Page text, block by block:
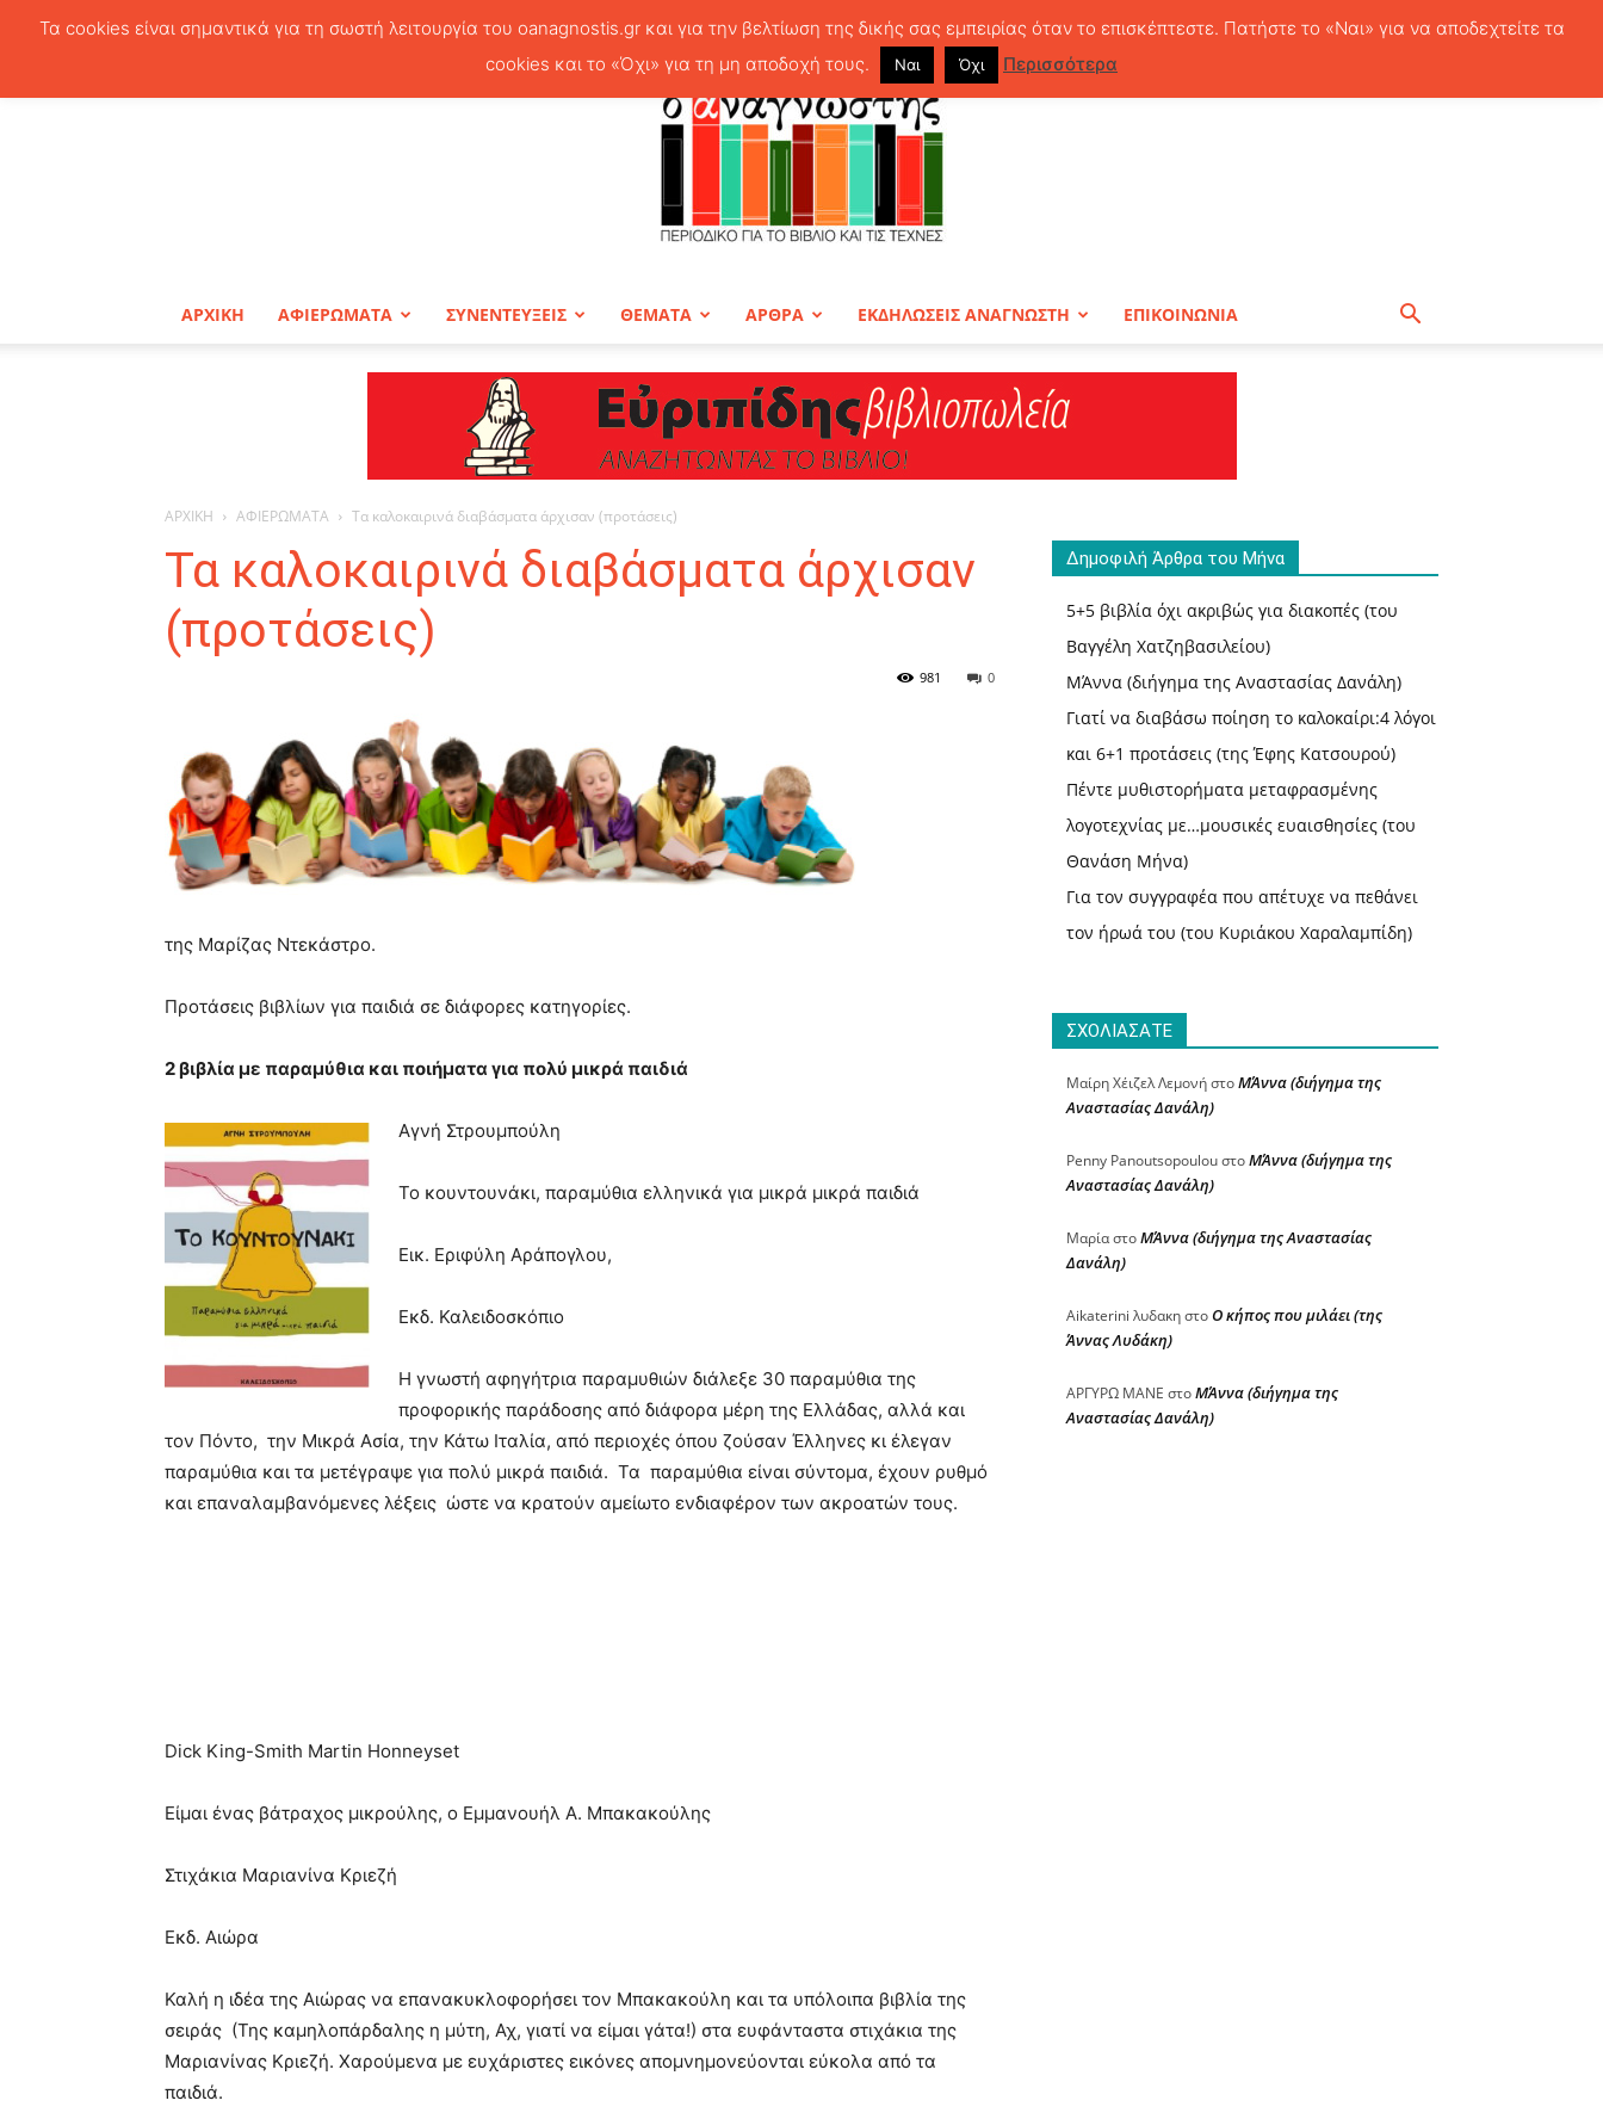
Σάββατο, 8 Αυγούστου, 2026
ΑΝΑΓΝΩΣΤΗΣ
ΓΙΑ
ΤΙΣ
ΑΡΧΙΚΗ ΑΦΙΕΡΩΜΑΤΑ ΣΥΝΕΝΤΕΥΞΕΙΣ ΘΕΜΑΤΑ ΑΡΘΡΑ ΕΚΔΗΛΩΣΕΙΣ ΑΝΑΓΝΩΣΤΗ ΕΠΙΚΟΙΝΩΝΙΑ
ΑΡΧΙΚΗ ΑΦΙΕΡΩΜΑΤΑ Τα καλοκαιρινά διαβάσματα άρχισαν (προτάσεις)
Τα καλοκαιρινά διαβάσματα άρχισαν
(προτάσεις)
0
981
της Μαρίζας Ντεκάστρο.
Προτάσεις βιβλίων για παιδιά σε διάφορες κατηγορίες.
2 βιβλία με παραμύθια και ποιήματα για πολύ μικρά παιδιά
Αγνή Στρουμπούλη
Το κουντουνάκι, παραμύθια ελληνικά για μικρά μικρά παιδιά
Εικ. Εριφύλη Αράπογλου,
Εκδ. Καλειδοσκόπιο
Η γνωστή αφηγήτρια παραμυθιών διάλεξε 30 παραμύθια της
προφορικής παράδοσης από διάφορα μέρη της Ελλάδας, αλλά και
τον Πόντο, την Μικρά Ασία, την Κάτω Ιταλία, από περιοχές όπου ζούσαν Έλληνες κι έλεγαν
παραμύθια και τα μετέγραψε για πολύ μικρά παιδιά. Τα παραμύθια είναι σύντομα, έχουν ρυθμό
και επαναλαμβανόμενες λέξεις ώστε να κρατούν αμείωτο ενδιαφέρον των ακροατών τους.
Dick King-Smith Μartin Honneyset
Είμαι ένας βάτραχος μικρούλης, ο Εμμανουήλ Α. Μπακακούλης
Στιχάκια Μαριανίνα Κριεζή
Εκδ. Αιώρα
Καλή η ιδέα της Αιώρας να επανακυκλοφορήσει τον Μπακακούλη και τα υπόλοιπα βιβλία της
σειράς (Της καμηλοπάρδαλης η μύτη, Αχ, γιατί να είμαι γάτα!) στα ευφάνταστα στιχάκια της
Μαριανίνας Κριεζή. Χαρούμενα με ευχάριστες εικόνες απομνημονεύονται εύκολα από τα
παιδιά.
Δημοφιλή Άρθρα του Μήνα
5+5 βιβλία όχι ακριβώς για διακοπές (του
Βαγγέλη Χατζηβασιλείου)
ΜΆννα (διήγημα της Αναστασίας Δανάλη)
Γιατί να διαβάσω ποίηση το καλοκαίρι:4 λόγοι
και 6+1 προτάσεις (της Έφης Κατσουρού)
Πέντε μυθιστορήματα μεταφρασμένης
λογοτεχνίας με…μουσικές ευαισθησίες (του
Θανάση Μήνα)
Για τον συγγραφέα που απέτυχε να πεθάνει
τον ήρωά του (του Κυριάκου Χαραλαμπίδη)
ΣΧΟΛΙΑΣΑΤΕ
Μαίρη Χέιζελ ΛεμονήστοΜΆννα (διήγημα της
Αναστασίας Δανάλη)
Penny PanoutsopoulouστοΜΆννα (διήγημα της
Αναστασίας Δανάλη)
ΜαρίαστοΜΆννα (διήγημα της Αναστασίας
Δανάλη)
Aikaterini λυδακηστοΟ κήπος που μιλάει (της
Άννας Λυδάκη)
ΑΡΓΥΡΩ ΜΑΝΕ στοΜΆννα (διήγημα της
Αναστασίας Δανάλη)
Τα cookies είναι σημαντικά για τη σωστή λειτουργία του oanagnostis.gr και για την βελτίωση της δικής σας εμπειρίας όταν το επισκέπτεστε. Πατήστε το «Ναι» για να αποδεχτείτε τα
cookies και το «Όχι» για τη μη αποδοχή τους.
Ναι Όχι Περισσότερα